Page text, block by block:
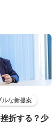
ルな新提案
折する？少